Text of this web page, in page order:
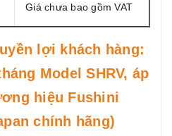
Giá chưa bao gồm VAT
lợi khách hàng:
Model SHRV, áp
hiệu Fushini
chính hãng)